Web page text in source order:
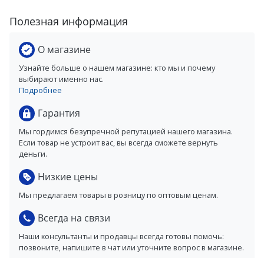
Полезная информация
О магазине
Узнайте больше о нашем магазине: кто мы и почему
выбирают именно нас.
Подробнее
Гарантия
Мы гордимся безупречной репутацией нашего магазина.
Если товар не устроит вас, вы всегда сможете вернуть
деньги.
Низкие цены
Мы предлагаем товары в розницу по оптовым ценам.
Всегда на связи
Наши консультанты и продавцы всегда готовы помочь:
позвоните, напишите в чат или уточните вопрос в магазине.